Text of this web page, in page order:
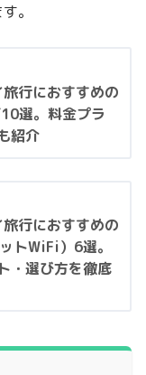
。
行におすすめの
選。料金プラ
紹介
行におすすめの
トWiFi）6選。
・選び方を徹底